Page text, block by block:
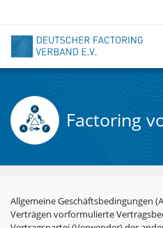
Inhalt
Factoring
Allgemeine Geschäftsbedingungen
Verträgen vorformulierte